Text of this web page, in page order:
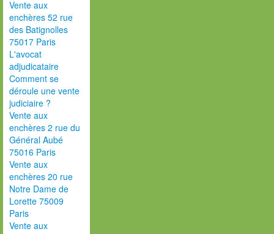
Vente aux
enchères 52 rue
des Batignolles
75017 Paris
L'avocat
adjudicataire
Comment se
déroule une vente
judiciaire ?
Vente aux
enchères 2 rue du
Général Aubé
75016 Paris
Vente aux
enchères 20 rue
Notre Dame de
Lorette 75009
Paris
Vente aux